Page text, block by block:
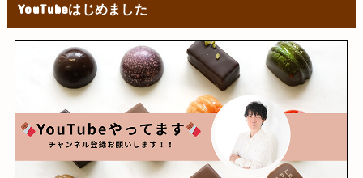
YouTubeはじめました